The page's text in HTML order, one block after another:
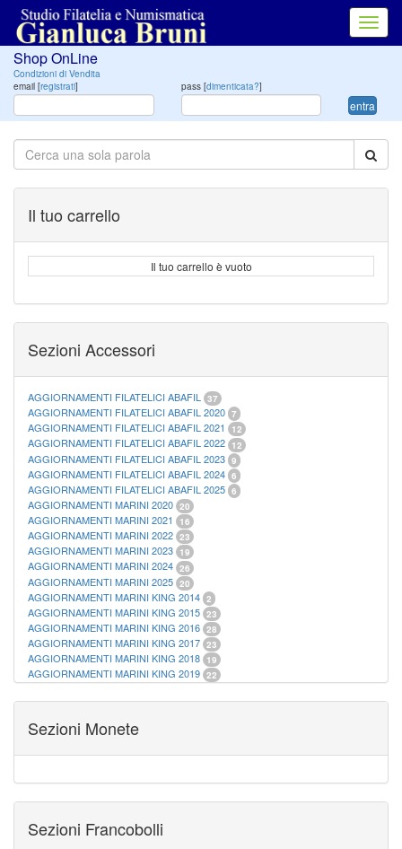
Shop OnLine
Condizioni di Vendita
email [registrati] pass [dimenticata?]
entra
Il tuo carrello
Il tuo carrello è vuoto
Sezioni Accessori
AGGIORNAMENTI FILATELICI ABAFIL 37
AGGIORNAMENTI FILATELICI ABAFIL 2020 7
AGGIORNAMENTI FILATELICI ABAFIL 2021 12
AGGIORNAMENTI FILATELICI ABAFIL 2022 12
AGGIORNAMENTI FILATELICI ABAFIL 2023 9
AGGIORNAMENTI FILATELICI ABAFIL 2024 6
AGGIORNAMENTI FILATELICI ABAFIL 2025 6
AGGIORNAMENTI MARINI 2020 20
AGGIORNAMENTI MARINI 2021 16
AGGIORNAMENTI MARINI 2022 23
AGGIORNAMENTI MARINI 2023 19
AGGIORNAMENTI MARINI 2024 26
AGGIORNAMENTI MARINI 2025 20
AGGIORNAMENTI MARINI KING 2014 2
AGGIORNAMENTI MARINI KING 2015 23
AGGIORNAMENTI MARINI KING 2016 28
AGGIORNAMENTI MARINI KING 2017 23
AGGIORNAMENTI MARINI KING 2018 19
AGGIORNAMENTI MARINI KING 2019 22
ALBUM PER CARTAMONETA 1
CARTELLE FILATELICHE MARINI
21
FOGLI FILATELICI VATICANO 37
FOGLI MARINI PERIODI SEPARATI VATICANO
Sezioni Monete
Sezioni Francobolli